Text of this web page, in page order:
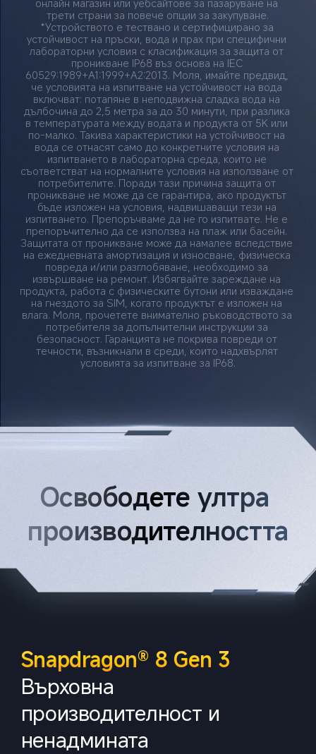
трети страни за повече опции за закупуване.
*Устройството е тествано и сертифицирано за
устойчивост на пръски, вода и прах при специфични
лабораторни условия с класификация за защита от
проникване IP68 въз основа на IEC
60529:1989+A1:1999+A2:2013. Моля, имайте предвид,
че условията на изпитване на устойчивост на вода
включват: потапяне в неподвижна сладка вода на
дълбочина до 2,5 метра за до 30 минути, при разлика
в температурата между водата и продукта от 5K или
по-малко. Такива характеристики на устойчивост на
вода се отнасят само до конкретните условия на
изпитването в лабораторна среда, които не
съответстват на нормалните условия на използване от
потребителите. Поради тази причина защита от
проникване не може да се гарантира, ако продуктът
бъде изложен на условия, надвишаващи тези на
изпитването. Препоръчваме да не го изпитвате. Не е
препоръчително да се използва на плаж или басейн.
Защитата от проникване може да намалее вследствие
на ежедневната амортизация и износване, физическа
повреда и/или разглобяване, необходимо за
извършване на ремонт. Избягвайте зареждане на
продукта, работа с физическите бутони или изваждане
на гнездото за SIM, когато продуктът е изложен на
влага. Моля, прочетете внимателно ръководството за
потребителя за допълнителни инструкции за
безопасност. Гаранцията не покрива повреди от
течности, възникнали в среди, които надхвърлят
условията за изпитване за IP68.
Освободете ултра
производителността
Snapdragon® 8 Gen 3
Върховна
производителност и
ненадмината